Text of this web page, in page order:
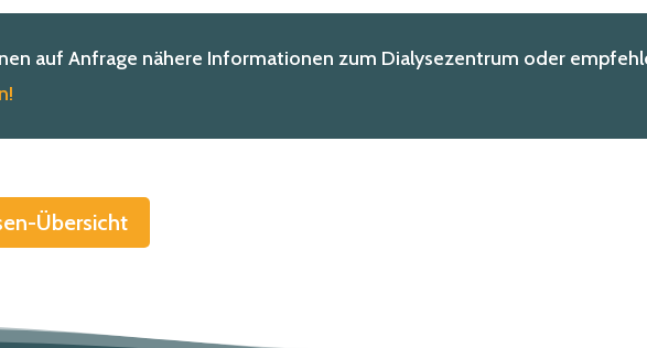
auf Anfrage nähere Informationen zum Dialysezentrum oder
Übersicht